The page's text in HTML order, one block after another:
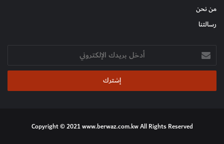
من نحن
رسالتنا
أدخل
بريدك
الإلكتروني
Copyright © 2021 www.berwaz.com.kw All Rights Reserved